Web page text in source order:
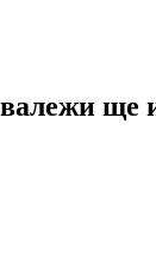
валежи